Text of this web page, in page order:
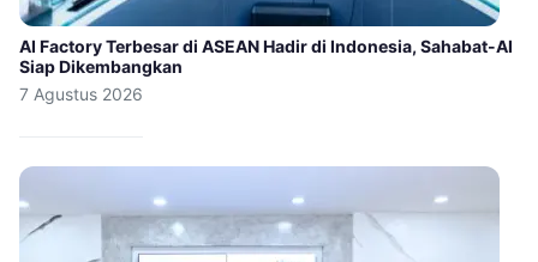
AI Factory Terbesar di ASEAN Hadir di Indonesia, Sahabat-AI
Siap Dikembangkan
7 Agustus 2026